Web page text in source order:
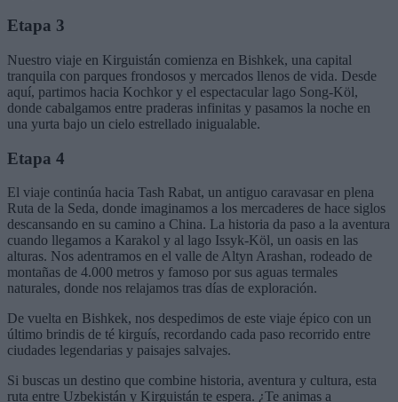
Etapa 3
Nuestro viaje en Kirguistán comienza en Bishkek, una capital
tranquila con parques frondosos y mercados llenos de vida. Desde
aquí, partimos hacia Kochkor y el espectacular lago Song-Köl,
donde cabalgamos entre praderas infinitas y pasamos la noche en
una yurta bajo un cielo estrellado inigualable.
Etapa 4
El viaje continúa hacia Tash Rabat, un antiguo caravasar en plena
Ruta de la Seda, donde imaginamos a los mercaderes de hace siglos
descansando en su camino a China. La historia da paso a la aventura
cuando llegamos a Karakol y al lago Issyk-Köl, un oasis en las
alturas. Nos adentramos en el valle de Altyn Arashan, rodeado de
montañas de 4.000 metros y famoso por sus aguas termales
naturales, donde nos relajamos tras días de exploración.
De vuelta en Bishkek, nos despedimos de este viaje épico con un
último brindis de té kirguís, recordando cada paso recorrido entre
ciudades legendarias y paisajes salvajes.
Si buscas un destino que combine historia, aventura y cultura, esta
ruta entre Uzbekistán y Kirguistán te espera. ¿Te animas a